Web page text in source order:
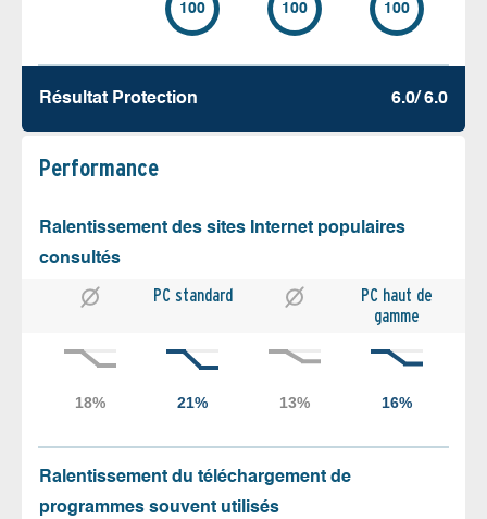
100 100 100
Résultat Protection 6.0/ 6.0
Performance
Ralentissement des sites Internet populaires
consultés
PC standard
PC haut de
gamme
Ralentissement du téléchargement de
programmes souvent utilisés